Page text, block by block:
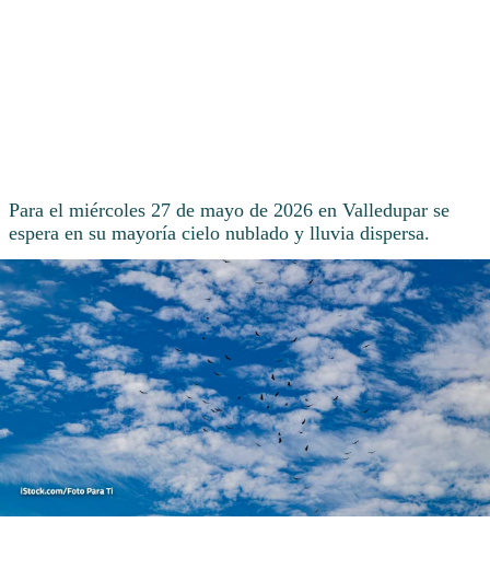
Para el miércoles 27 de mayo de 2026 en Valledupar se
espera en su mayoría cielo nublado y lluvia dispersa.